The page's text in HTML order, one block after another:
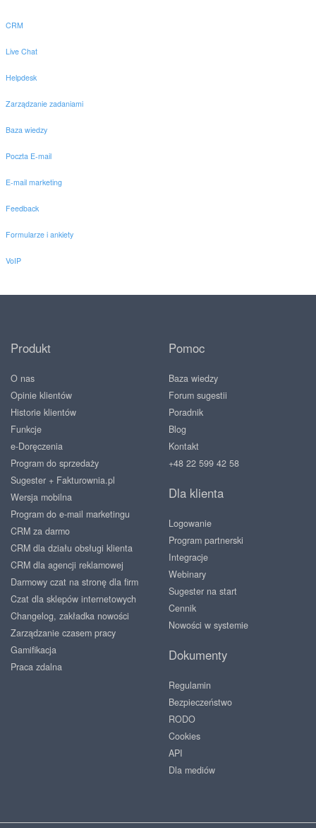
CRM
Live Chat
Helpdesk
Zarządzanie zadaniami
Baza wiedzy
Poczta E-mail
E-mail marketing
Feedback
Formularze i ankiety
VoIP
Produkt
O nas
Opinie klientów
Historie klientów
Funkcje
e-Doręczenia
Program do sprzedaży
Sugester + Fakturownia.pl
Wersja mobilna
Program do e-mail marketingu
CRM za darmo
CRM dla działu obsługi klienta
CRM dla agencji reklamowej
Darmowy czat na stronę dla firm
Czat dla sklepów internetowych
Changelog, zakładka nowości
Zarządzanie czasem pracy
Gamifikacja
Praca zdalna
Pomoc
Baza wiedzy
Forum sugestii
Poradnik
Blog
Kontakt
+48 22 599 42 58
Dla klienta
Logowanie
Program partnerski
Integracje
Webinary
Sugester na start
Cennik
Nowości w systemie
Dokumenty
Regulamin
Bezpieczeństwo
RODO
Cookies
API
Dla mediów